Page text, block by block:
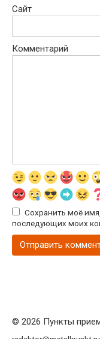
Сайт
Комментарий
Сохранить моё
последующих моих
© 2026 Пункты